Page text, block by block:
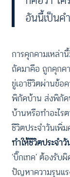
อันนี้เป็นค
การคุกคามเหล่า
ถัดมาคือ ถูกคุกค
ขู่เอาชีวิตผ่านข้อ
พิกัดบ้าน ส่งพิกัด
บ้านหรือทำอะไร
ชีวิตประจำวันเพิ่
ทำให้ชีวิตประจำ
‘บิ๊กเทค’ ต้องรับ
ปัญหาความรุนแ